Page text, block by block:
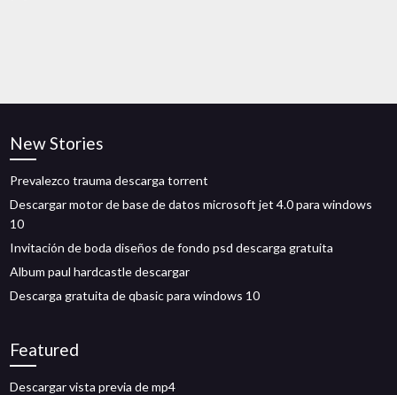
New Stories
Prevalezco trauma descarga torrent
Descargar motor de base de datos microsoft jet 4.0 para windows
10
Invitación de boda diseños de fondo psd descarga gratuita
Album paul hardcastle descargar
Descarga gratuita de qbasic para windows 10
Featured
Descargar vista previa de mp4